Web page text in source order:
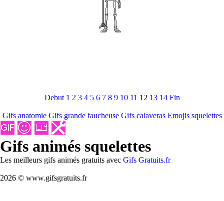
Debut 1 2 3 4 5 6 7 8 9 10 11 12 13 14 Fin
Gifs anatomie Gifs grande faucheuse Gifs calaveras Emojis squelettes
Gifs animés squelettes
Les meilleurs gifs animés gratuits avec Gifs Gratuits.fr
2026 © www.gifsgratuits.fr